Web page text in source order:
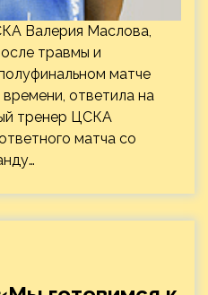
Валерия Маслова,
травмы и
матче
ответила на
тренер ЦСКА
матча со